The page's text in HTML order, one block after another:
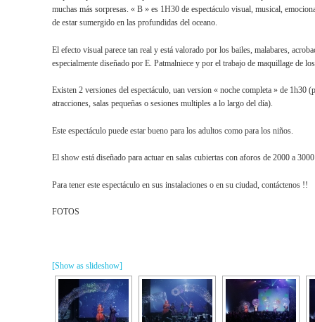
muchas más sorpresas. « B » es 1H30 de espectáculo visual, musical,
de estar sumergido en las profundidas del oceano.
El efecto visual parece tan real y está valorado por los bailes, malabares,
especialmente diseñado por E. Patmalniece y por el trabajo de maquillage de
Existen 2 versiones del espectáculo, uan version « noche completa » de
atracciones, salas pequeñas o sesiones multiples a lo largo del día).
Este espectáculo puede estar bueno para los adultos como para los niños.
El show está diseñado para actuar en salas cubiertas con aforos de 2000 a
Para tener este espectáculo en sus instalaciones o en su ciudad, contáctenos !!
FOTOS
[Show as slideshow]